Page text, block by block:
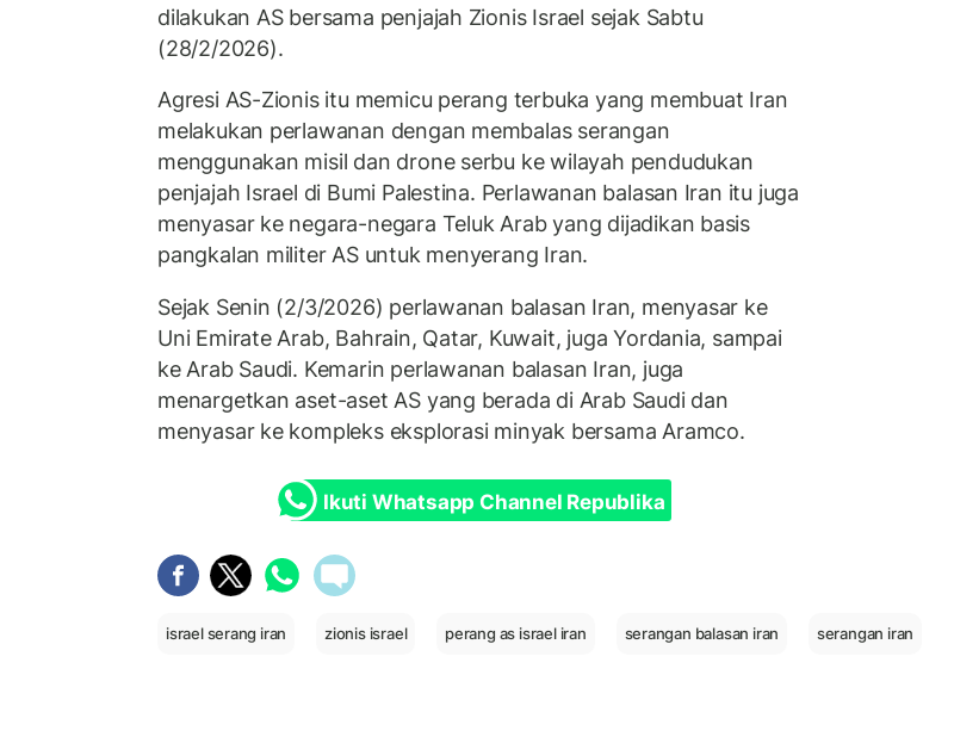
dilakukan AS bersama penjajah Zionis Israel sejak Sabtu
(28/2/2026).
Agresi AS-Zionis itu memicu perang terbuka yang membuat Iran
melakukan perlawanan dengan membalas serangan
menggunakan misil dan drone serbu ke wilayah pendudukan
penjajah Israel di Bumi Palestina. Perlawanan balasan Iran itu juga
menyasar ke negara-negara Teluk Arab yang dijadikan basis
pangkalan militer AS untuk menyerang Iran.
Sejak Senin (2/3/2026) perlawanan balasan Iran, menyasar ke
Uni Emirate Arab, Bahrain, Qatar, Kuwait, juga Yordania, sampai
ke Arab Saudi. Kemarin perlawanan balasan Iran, juga
menargetkan aset-aset AS yang berada di Arab Saudi dan
menyasar ke kompleks eksplorasi minyak bersama Aramco.
Ikuti Whatsapp Channel Republika
israel serang iran zionis israel perang as israel iran serangan balasan iran serangan iran